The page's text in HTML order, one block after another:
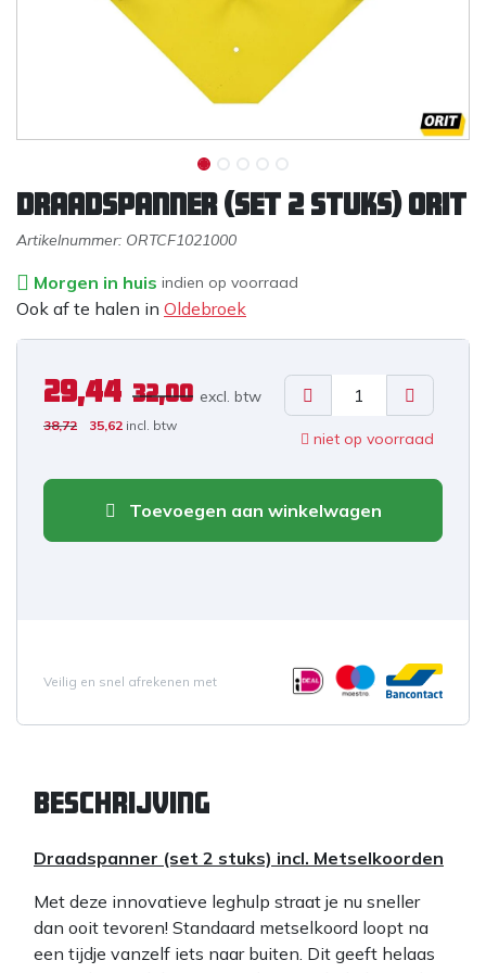
Draadspanner (set 2 stuks) ORIT
Artikelnummer: ORTCF1021000
Morgen in huis indien op voorraad
Ook af te halen in Oldebroek
29,44 32,00 excl. btw
38,72 35,62 incl. btw
niet op voorraad
Toevoegen aan winkelwagen
Veilig en snel afrekenen met
Beschrijving
Draadspanner (set 2 stuks) incl. Metselkoorden
Met deze innovatieve leghulp straat je nu sneller
dan ooit tevoren! Standaard metselkoord loopt na
een tijdje vanzelf iets naar buiten. Dit geeft helaas